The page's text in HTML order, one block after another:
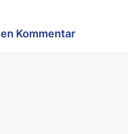
Kommentar